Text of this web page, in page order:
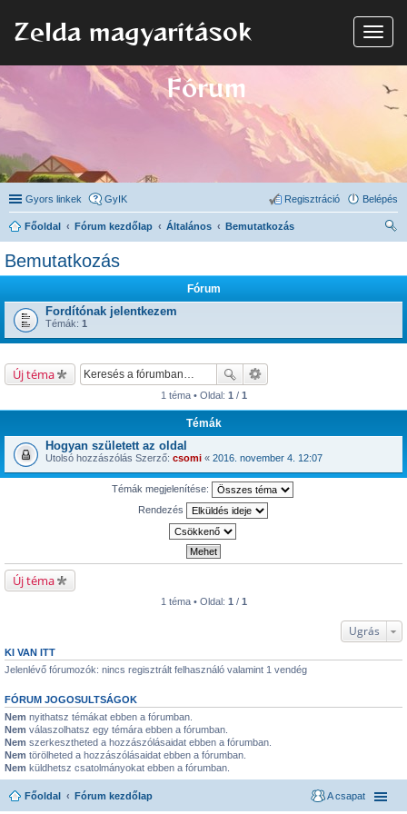
N
a
Zelda magyarítások
Fórum
Gyors linkek GyIK Belépés
Regisztráció
Főoldal Fórum kezdőlap Általános
Bemutatkozás
Bemutatkozás
Fórum
Fordítónak jelentkezem
Témák: 1
Új téma
1 téma • Oldal: 1 / 1
Témák
Hogyan született az oldal
Utolsó hozzászólás Szerző: csomi « 2016. november 4. 12:07
Témák megjelenítése:
Rendezés
Új téma
1 téma • Oldal: 1 / 1
Ugrás
KI VAN ITT
Jelenlévő fórumozók: nincs regisztrált felhasználó valamint 1 vendég
FÓRUM JOGOSULTSÁGOK
Nem nyithatsz témákat ebben a fórumban.
Nem válaszolhatsz egy témára ebben a fórumban.
Nem szerkesztheted a hozzászólásaidat ebben a fórumban.
Nem törölheted a hozzászólásaidat ebben a fórumban.
Nem küldhetsz csatolmányokat ebben a fórumban.
Főoldal Fórum kezdőlap A csapat